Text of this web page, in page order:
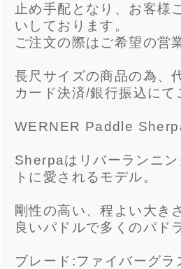
止め手配となり、お客様
いしております。
ご注文の際はご希望の営
長尺サイズの商品の為、
カード決済/銀行振込に
WERNER Paddle
Sherpaはリバーランニ
トに愛されるモデル。
剛性の高い、程よい大き
良いパドルで多くのパド
ブレード:ファイバーグラ